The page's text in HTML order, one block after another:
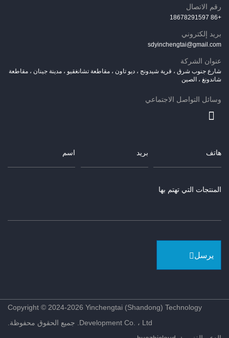
رقم الاتصال
+86 18678291597
بريد إلكتروني
sdyinchengtai@gmail.com
عنوان الشركة
شارع جنوب شرق ، قرية شيدونج ، ديو تاون ، مقاطعة تشانغقيو ، مدينة جينان ، مقاطعة
شاندونغ ، الصين
وسائل التواصل الاجتماعي
يرسل
Copyright © 2024-2026 Yinchengtai (Shandong) Technology
Development Co. ، Ltd. جميع الحقوق محفوظة.